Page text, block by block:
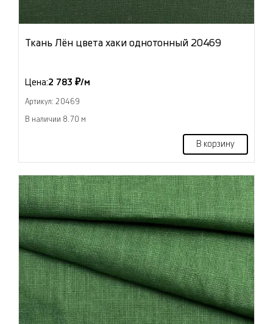
Ткань Лён цвета хаки однотонный 20469
Цена:2 783 ₽/м
Артикул: 20469
В наличии 8.70 м
В корзину